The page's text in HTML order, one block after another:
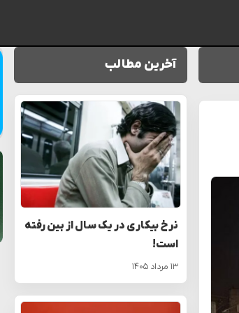
آخرین مطالب
نرخ بیکاری در یک سال از بین رفته
است!
۱۳ مرداد ۱۴۰۵